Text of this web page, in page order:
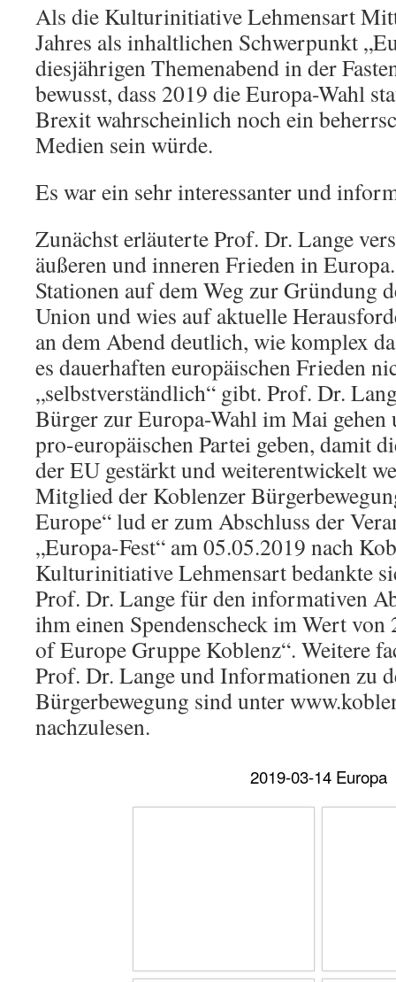
Als die Kulturinitiative Lehmensart
Jahres als inhaltlichen Schwerpunkt
diesjährigen Themenabend in der
bewusst, dass 2019 die Europa-Wahl
Brexit wahrscheinlich noch ein
Medien sein würde.
Es war ein sehr interessanter und
Zunächst erläuterte Prof. Dr. Lange
äußeren und inneren Frieden in
Stationen auf dem Weg zur Gründung
Union und wies auf aktuelle
an dem Abend deutlich, wie komplex
es dauerhaften europäischen Frieden
„selbstverständlich“ gibt. Prof. Dr.
Bürger zur Europa-Wahl im Mai gehen
pro-europäischen Partei geben, damit
der EU gestärkt und weiterentwickelt
Mitglied der Koblenzer
Europe“ lud er zum Abschluss der
„Europa-Fest“ am 05.05.2019 nach
Kulturinitiative Lehmensart bedankte
Prof. Dr. Lange für den informativen
ihm einen Spendenscheck im Wert
of Europe Gruppe Koblenz“. Weitere
Prof. Dr. Lange und Informationen zu
Bürgerbewegung sind unter
nachzulesen.
2019-03-14 Europa